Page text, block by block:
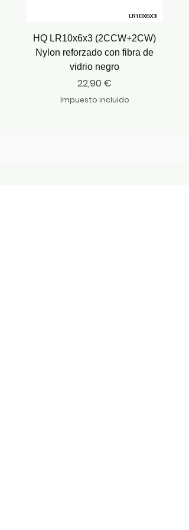
HQ LR10x6x3 (2CCW+2CW)
Nylon reforzado con fibra de
vidrio negro
Precio
22,90 €
Impuesto incluido